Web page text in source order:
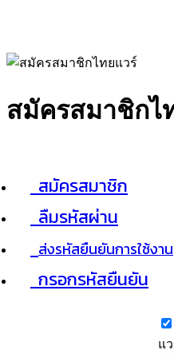
สมัครสมาชิกไ
สมัครสมาชิก
ลืมรหัสผ่าน
ส่งรหัสยืนยันการใช้งาน
กรอกรหัสยืนยัน
แ